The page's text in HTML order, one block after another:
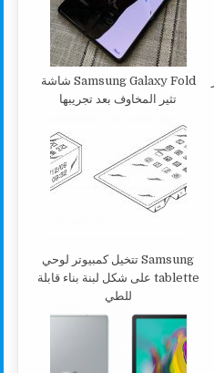
Samsung Galaxy Fold شاشة
تثير المخاوف بعد تجريبها
Samsung تتخيل كمبيوتر لوحي
tablette على شكل لبنة بناء قابلة
للطي